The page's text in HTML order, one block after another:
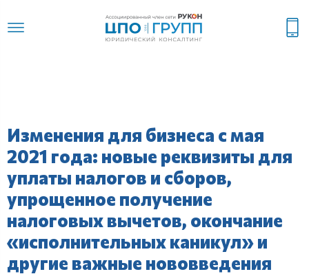
Изменения для бизнеса с мая
2021 года: новые реквизиты для
уплаты налогов и сборов,
упрощенное получение
налоговых вычетов, окончание
«исполнительных каникул» и
другие важные нововведения